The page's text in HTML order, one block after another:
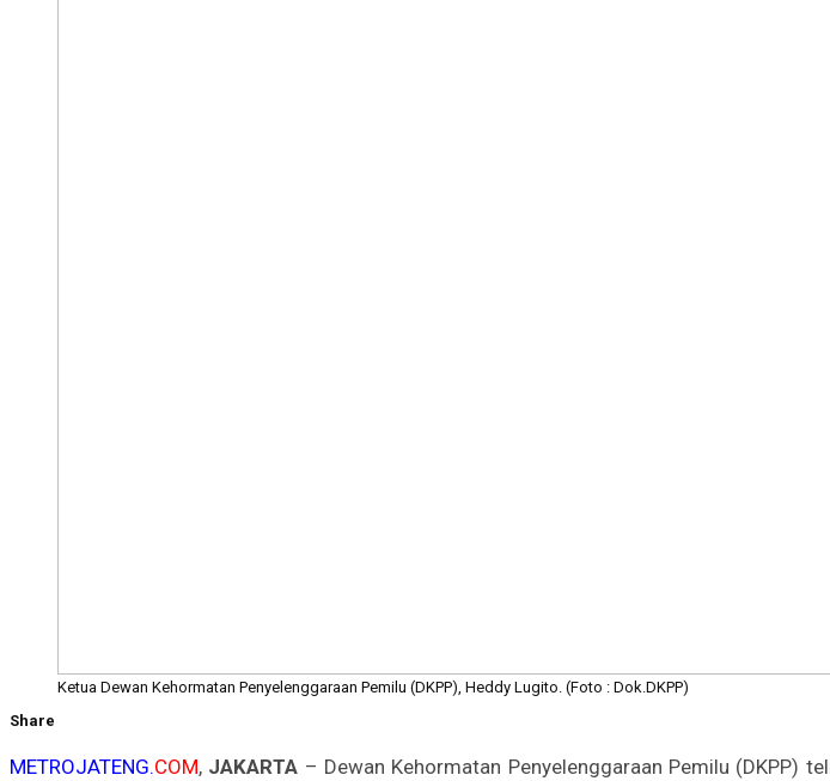
Ketua Dewan Kehormatan Penyelenggaraan Pemilu (DKPP), Heddy Lugito. (Foto : Dok.DKPP)
Share
METROJATENG.COM, JAKARTA – Dewan Kehormatan Penyelenggaraan Pemilu (DKPP)